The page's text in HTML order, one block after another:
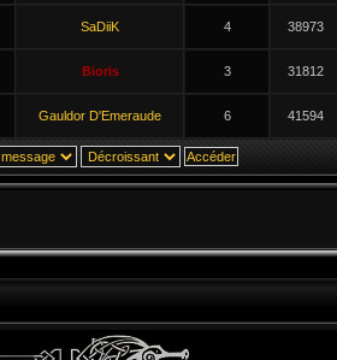
SaDiiK 4 38973
Bioris 3 31812
Gauldor D'Emeraude 6 41594